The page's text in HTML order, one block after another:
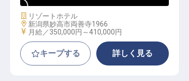
施設業態
リゾートホテル
勤務地
新潟県妙高市両善寺1966
給与
月給／350,000円～410,000円
キープする 詳しく見る